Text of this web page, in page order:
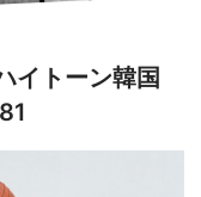
イトーン韓国